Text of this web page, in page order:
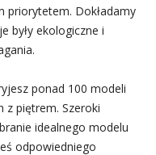
priorytetem. Dokładamy
były ekologiczne i
ponad 100 modeli
z piętrem. Szeroki
idealnego modelu
odpowiedniego